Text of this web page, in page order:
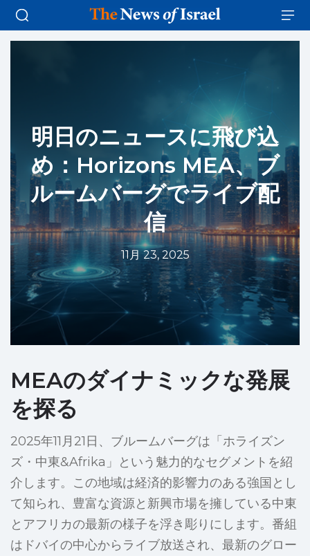
明日のニュースに飛び込
め：Horizons MEA、ブ
ルームバーグでライブ配
信
11月 23, 2025
MEAのダイナミックな発展
を探る
2025年11月21日、ブルームバーグは「ホライズン
ズ・中東&Afrika」という魅力的なセグメントを紹
介します。この地域は経済的影響力のある強国とし
て知られ、豊富な資源と新興市場を擁している中東
とアフリカの最新の様子を浮き彫りにします。番組
はドバイの中心からライブ放送され、最新のグロー